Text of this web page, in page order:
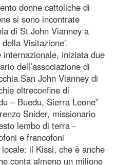
donne cattoliche di
si sono incontrate
di St John Vianney a
Visitazione’.
internazionale, iniziata due
dell’associazione di
San John Vianney di
oltreconfine di
– Buedu, Sierra Leone”
Snider, missionario
lembo di terra -
e francofoni
il Kissi, che è anche
conta almeno un milione